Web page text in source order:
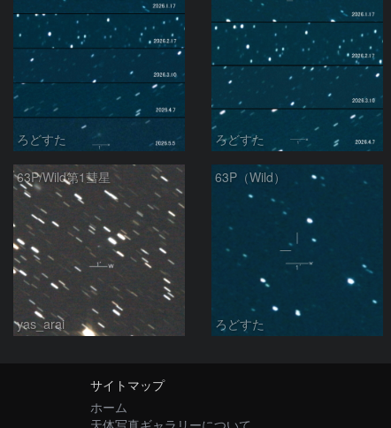
ろどすた ろどすた
63P/Wild第1彗星
yas_arai
63P（Wild）
ろどすた
サイトマップ
ホーム
天体写真ギャラリーについて